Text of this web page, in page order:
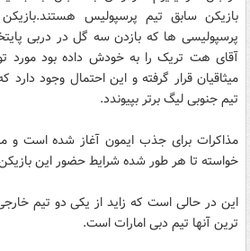
بازیکن سابق تیم پرسپولیس
پرسپولیسی ها که بازدن سه گل در دربی
آقای هت تریک را به خودش داده بود مورد
میثاقیان قرار گرفته و این احتمال وجود دارد
تیم جنوبی لیگ برتر بپیوندد.
مذاکرات برای جذب ایمون آغاز شده است و
خواسته تا هر طور شده شرایط حضور این
این در حالی است که زاید از یکی دو تیم
ترین آنها تیم دبی امارات است.